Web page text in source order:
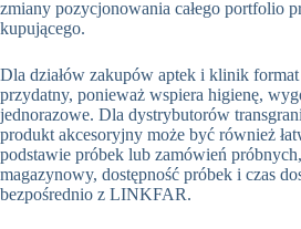
zmiany pozycjonowania całego portfolio
kupującego.
Dla działów zakupów aptek i klinik
przydatny, ponieważ wspiera higienę,
jednorazowe. Dla dystrybutorów
produkt akcesoryjny może być również
podstawie próbek lub zamówień
magazynowy, dostępność próbek i czas
bezpośrednio z LINKFAR.